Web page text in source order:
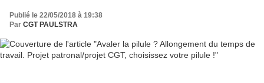
Publié le 22/05/2018 à 19:38
Par CGT PAULSTRA